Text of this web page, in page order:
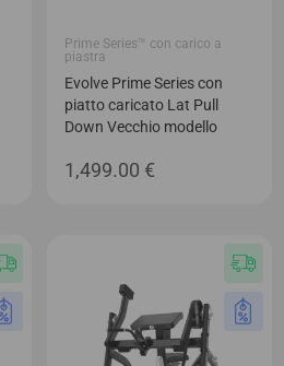
Prime Series™ con carico a
piastra
Evolve Prime Series con
piatto caricato Lat Pull
Down Vecchio modello
1,499.00 €